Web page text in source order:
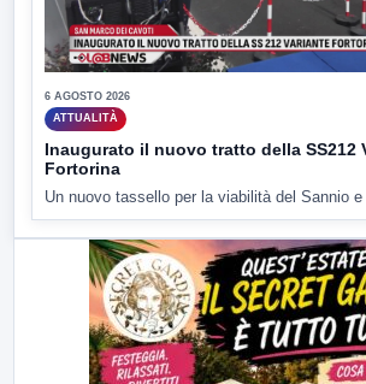
6 AGOSTO 2026
ATTUALITÀ
Inaugurato il nuovo tratto della SS212
Fortorina
Un nuovo tassello per la viabilità del Sannio e